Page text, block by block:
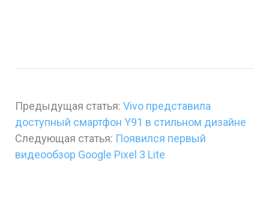
Предыдущая статья: Vivo представила
доступный смартфон Y91 в стильном дизайне
Следующая статья: Появился первый
видеообзор Google Pixel 3 Lite